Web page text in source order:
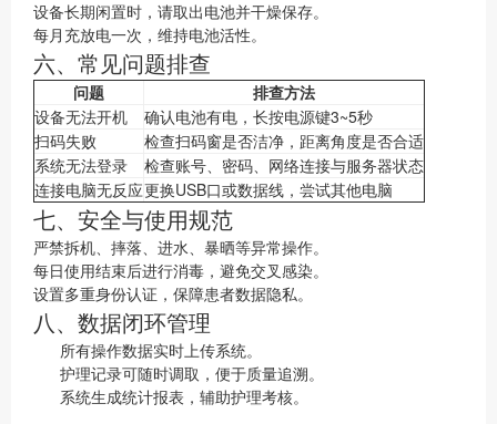
设备长期闲置时，请取出电池并干燥保存。
每月充放电一次，维持电池活性。
六、常见问题排查
问题
排查方法
设备无法开机
确认电池有电，长按电源键3~5秒
扫码失败
检查扫码窗是否洁净，距离角度是否合适
系统无法登录
检查账号、密码、网络连接与服务器状态
连接电脑无反应更换USB口或数据线，尝试其他电脑
七、安全与使用规范
严禁拆机、摔落、进水、暴晒等异常操作。
每日使用结束后进行消毒，避免交叉感染。
设置多重身份认证，保障患者数据隐私。
八、数据闭环管理
所有操作数据实时上传系统。
护理记录可随时调取，便于质量追溯。
系统生成统计报表，辅助护理考核。